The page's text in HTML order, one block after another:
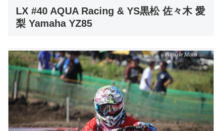
LX #40 AQUA Racing & YS黒松 佐々木 愛
梨 Yamaha YZ85